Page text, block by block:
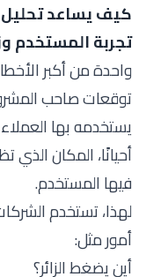
كيف يساعد
تجربة المستخدم
واحدة من أكبر
توقعات صاحب
يستخدمه بها
أحيانًا، المكان
فيها المستخدم.
لهذا، تستخدم
أمور مثل:
أين يضغط الزائر؟